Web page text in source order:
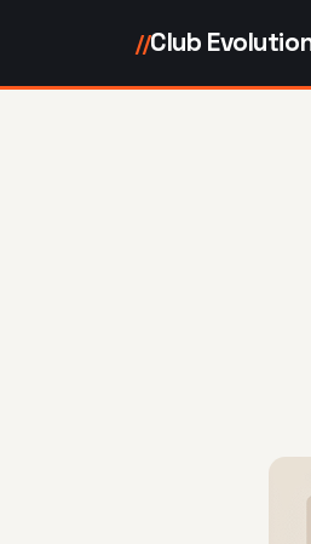
//Club